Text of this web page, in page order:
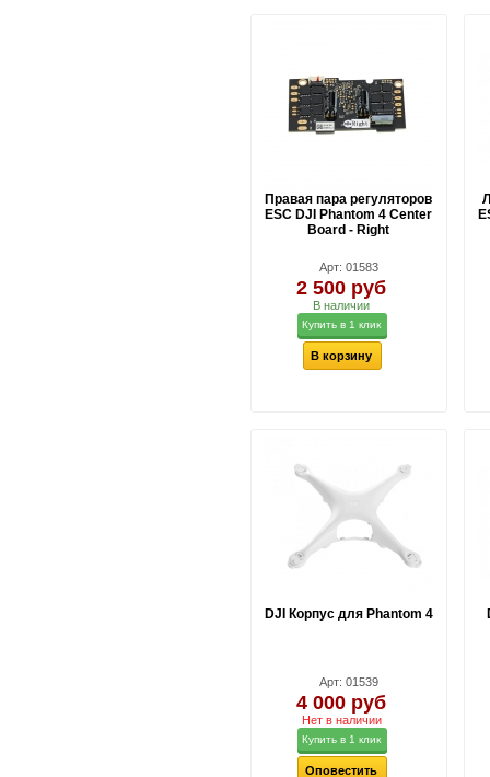
Правая пара регуляторов
ESC DJI Phantom 4 Center
Board - Right
Арт: 01583
2 500 руб
В наличии
Купить в 1 клик
В корзину
DJI Корпус для Phantom 4
Арт: 01539
4 000 руб
Нет в наличии
Купить в 1 клик
Оповестить